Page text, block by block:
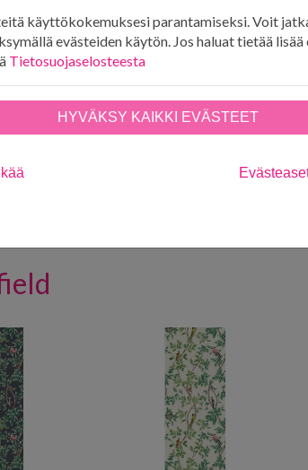
käyttökokemuksesi parantamiseksi. Voit
evästeiden käytön. Jos haluat tietää lisää
Tietosuojaselosteesta
HYVÄKSY KAIKKI EVÄSTEET